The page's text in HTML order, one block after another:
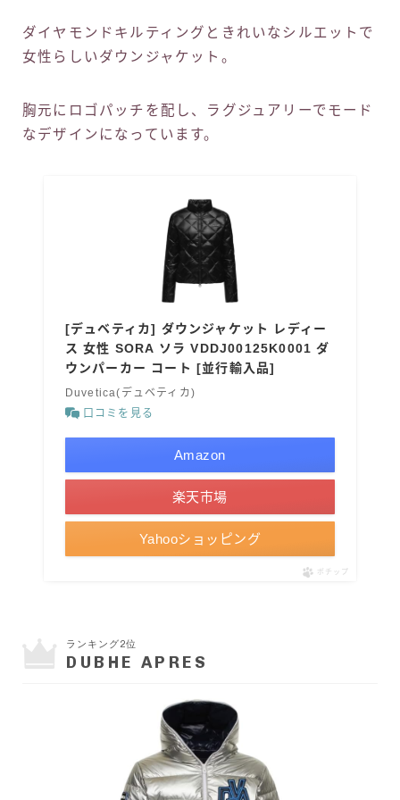
ダイヤモンドキルティングときれいなシルエットで
女性らしいダウンジャケット。
胸元にロゴパッチを配し、ラグジュアリーでモード
なデザインになっています。
[デュベティカ] ダウンジャケット レディー
ス 女性 SORA ソラ VDDJ00125K0001 ダ
ウンパーカー コート [並行輸入品]
Duvetica(デュベティカ)
口コミを見る
Amazon
楽天市場
Yahooショッピング
ポチップ
ランキング2位
DUBHE APRES